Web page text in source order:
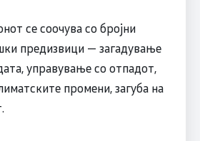
се соочува со бројни
предизвици — загадување
управување со отпадот,
промени, загуба на